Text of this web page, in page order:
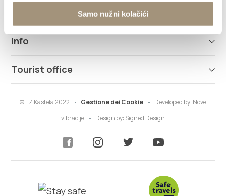
Samo nužni kolačići
Info
Tourist office
© TZ Kastela 2022 Gestione dei Cookie Developed by: Nove
vibracije
Design by: Signed Design